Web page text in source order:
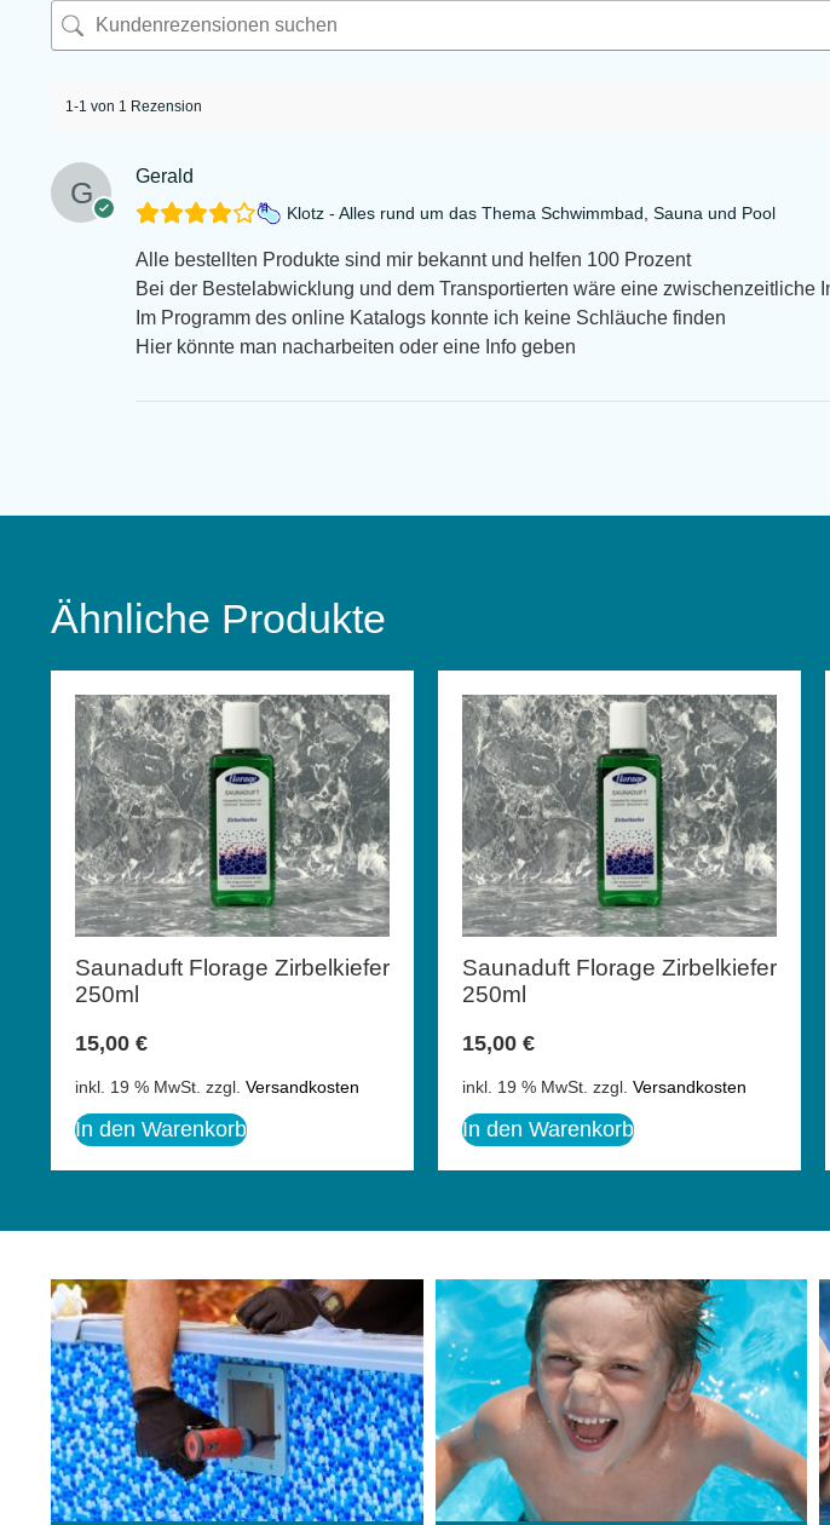
1-1 von 1 Rezension
Gerald
Klotz - Alles rund um das Thema Schwimmbad, Sauna und Pool
Alle bestellten Produkte sind mir bekannt und helfen 100 Prozent
Bei der Bestelabwicklung und dem Transportierten wäre eine zwischenzeitliche
Im Programm des online Katalogs konnte ich keine Schläuche finden
Hier könnte man nacharbeiten oder eine Info geben
Ähnliche Produkte
Saunaduft Florage Zirbelkiefer
250ml
15,00 €
inkl. 19 % MwSt. zzgl. Versandkosten
In den Warenkorb
Saunaduft Florage Zirbelkiefer
250ml
15,00 €
inkl. 19 % MwSt. zzgl. Versandkosten
In den Warenkorb